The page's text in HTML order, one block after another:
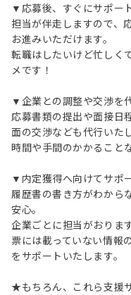
▼応募後、すぐにサポー
担当が伴走しますので、
お進みいただけます。
転職はしたいけど忙しく
メです！
▼企業との調整や交渉を
応募書類の提出や面接日
面の交渉なども代行いた
時間や手間のかかること
▼内定獲得へ向けてサポ
履歴書の書き方がわか
安心。
企業ごとに担当がおりま
票には載っていない情報
をサポートいたします。
★もちろん、これら支援